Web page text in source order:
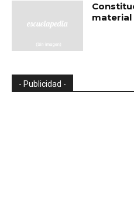
material
- Publicidad -